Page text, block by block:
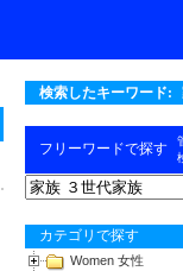
検索したキーワード:
フリーワードで探す
カテゴリで探す
Women 女性